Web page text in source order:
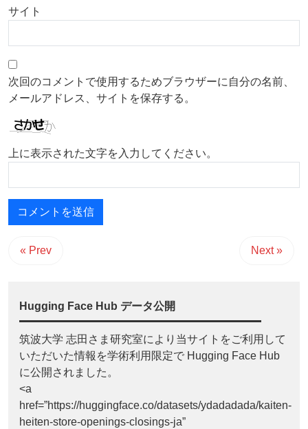
サイト
次回のコメントで使用するためブラウザーに自分の名前、
メールアドレス、サイトを保存する。
上に表示された文字を入力してください。
« Prev Next »
Hugging Face Hub データ公開
筑波大学 志田さま研究室により当サイトをご利用して
いただいた情報を学術利用限定で Hugging Face Hub
に公開されました。
<a
href=”https://huggingface.co/datasets/ydadadada/kaiten-
heiten-store-openings-closings-ja”